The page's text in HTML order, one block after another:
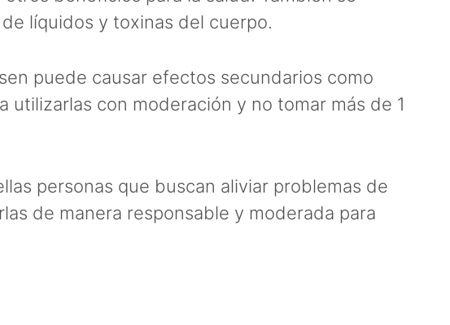
líquidos y toxinas del cuerpo.
puede causar efectos secundarios como
con moderación y no tomar más de 1
personas que buscan aliviar problemas de
de manera responsable y moderada para